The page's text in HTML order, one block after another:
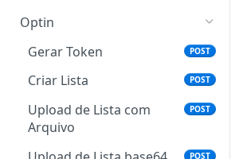
Optin
Gerar Token
POST
Criar Lista POST
Upload de Lista com
Arquivo
POST
POST